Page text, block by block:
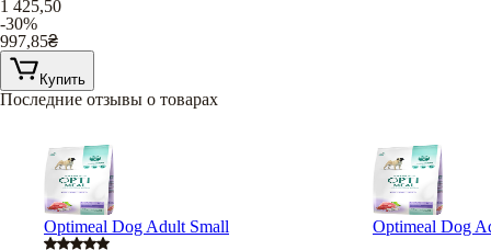
1 425,50
-30%
997,85₴
Купить
Последние отзывы о товарах
Optimeal Dog Adult Small
Optimeal Dog